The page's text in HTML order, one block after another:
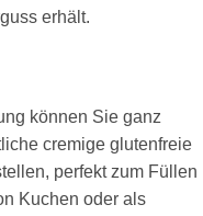
erhält.
können Sie ganz
cremige glutenfreie
perfekt zum Füllen
Kuchen oder als